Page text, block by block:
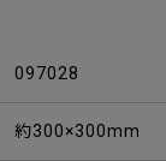
097028
約300×300mm